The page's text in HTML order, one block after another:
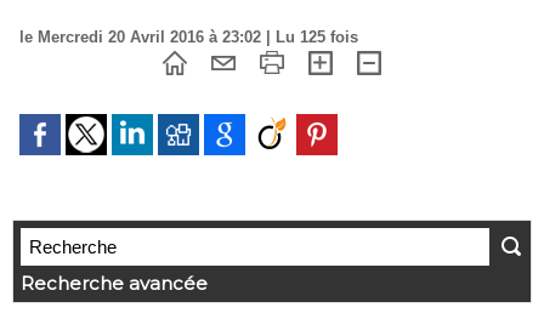
le Mercredi 20 Avril 2016 à 23:02 | Lu 125 fois
Recherche avancée